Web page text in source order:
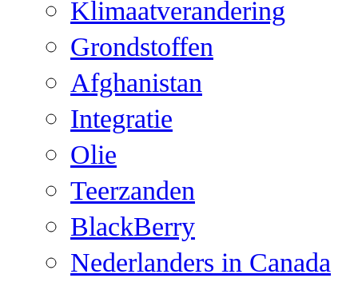
Klimaatverandering
Grondstoffen
Afghanistan
Integratie
Olie
Teerzanden
BlackBerry
Nederlanders in Canada